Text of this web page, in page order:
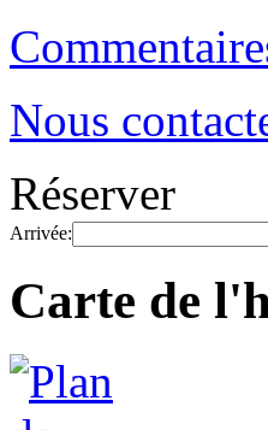
Nous
Réserver
Arrivée:
Carte de